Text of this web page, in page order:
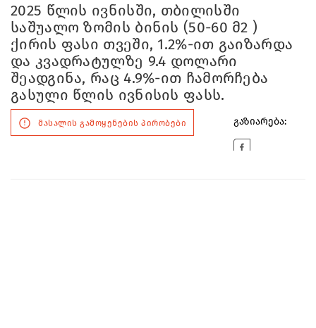
2025 წლის ივნისში, თბილისში
საშუალო ზომის ბინის (50-60 მ2 )
ქირის ფასი თვეში, 1.2%-ით გაიზარდა
და კვადრატულზე 9.4 დოლარი
შეადგინა, რაც 4.9%-ით ჩამორჩება
გასული წლის ივნისის ფასს.
მასალის გამოყენების პირობები გაზიარება: